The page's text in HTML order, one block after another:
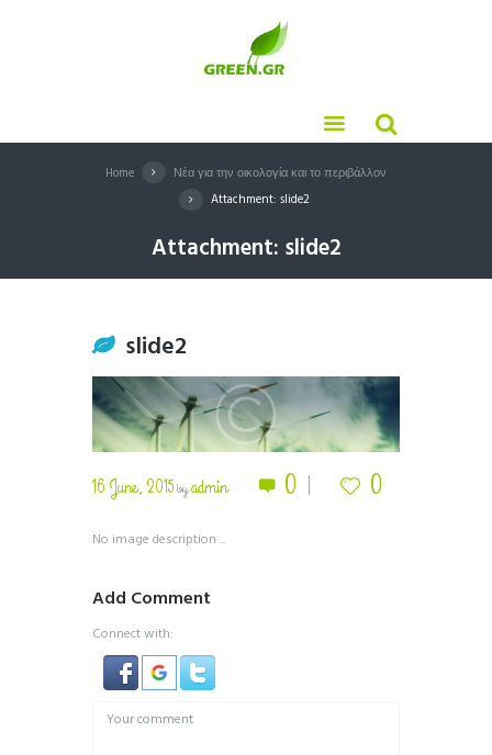
Home
Νέα για την οικολογία και το περιβάλλον
Attachment: slide2
Attachment: slide2
slide2
16 June, 2015byadmin 0 0
No image description ...
Add Comment
Connect with: